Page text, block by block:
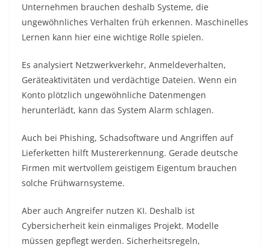
Unternehmen brauchen deshalb Systeme, die
ungewöhnliches Verhalten früh erkennen. Maschinelles
Lernen kann hier eine wichtige Rolle spielen.
Es analysiert Netzwerkverkehr, Anmeldeverhalten,
Geräteaktivitäten und verdächtige Dateien. Wenn ein
Konto plötzlich ungewöhnliche Datenmengen
herunterlädt, kann das System Alarm schlagen.
Auch bei Phishing, Schadsoftware und Angriffen auf
Lieferketten hilft Mustererkennung. Gerade deutsche
Firmen mit wertvollem geistigem Eigentum brauchen
solche Frühwarnsysteme.
Aber auch Angreifer nutzen KI. Deshalb ist
Cybersicherheit kein einmaliges Projekt. Modelle
müssen gepflegt werden. Sicherheitsregeln,